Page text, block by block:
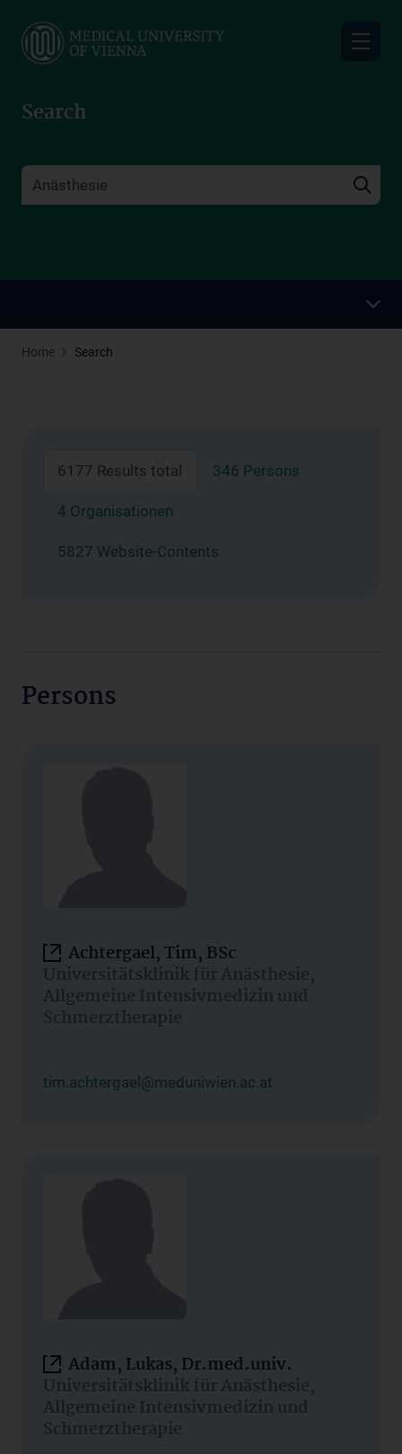
main
Search
Home Search
6177 Results total 346 Persons
4 Organisationen
5827 Website-Contents
Persons
Achtergael, Tim, BSc
Universitätsklinik für Anästhesie,
Allgemeine Intensivmedizin und
Schmerztherapie
tim.achtergael@meduniwien.ac.at
Adam, Lukas, Dr.med.univ.
Universitätsklinik für Anästhesie,
Allgemeine Intensivmedizin und
Schmerztherapie